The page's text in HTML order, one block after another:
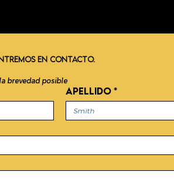
EN CONTACTO.
brevedad posible
APELLIDO *